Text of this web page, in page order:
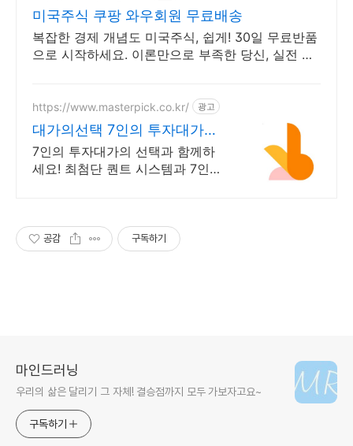
미국주식 쿠팡 와우회원 무료배송
복잡한 경제 개념도 미국주식, 쉽게! 30일 무료반품
으로 시작하세요. 이론만으로 부족한 당신, 실전 투
https://www.masterpick.co.kr/ 광고
대가의선택 7인의 투자대가와
함께하세요
7인의 투자대가의 선택과 함께하
세요! 최첨단 퀀트 시스템과 7인의
공감 구독하기
마인드러닝
우리의 삶은 달리기 그 자체! 결승점까지 모두 가보자고요~
구독하기